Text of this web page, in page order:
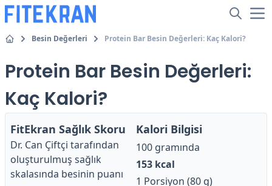
Besin Değerleri Protein Bar Besin Değerleri: Kaç Kalori?
Protein Bar Besin Değerleri:
Kaç Kalori?
FitEkran Sağlık Skoru
Dr. Can Çiftçi tarafından
oluşturulmuş sağlık
skalasında besinin puanı
Kalori Bilgisi
100 gramında
153 kcal
1 Porsiyon (80 g)